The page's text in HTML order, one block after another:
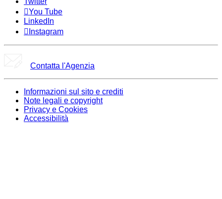
You Tube
LinkedIn
Instagram
Contatta l'Agenzia
Informazioni sul sito e crediti
Note legali e copyright
Privacy e Cookies
Accessibilità